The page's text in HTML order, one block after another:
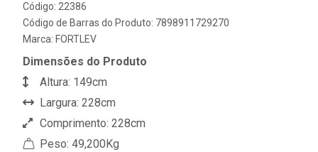
Código: 22386
Código de Barras do Produto: 7898911729270
Marca: FORTLEV
Dimensões do Produto
Altura: 149cm
Largura: 228cm
Comprimento: 228cm
Peso: 49,200Kg